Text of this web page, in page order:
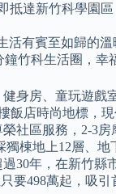
抵達新竹科學園
有賓至如歸的溫
竹科生活圈，幸
身房、童玩遊
飯店時尚地標，
社區服務，2-3
棟地上12層、地
30年，在新竹
498萬起，吸引